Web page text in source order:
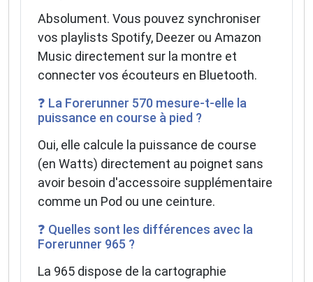
Absolument. Vous pouvez synchroniser
vos playlists Spotify, Deezer ou Amazon
Music directement sur la montre et
connecter vos écouteurs en Bluetooth.
❓ La Forerunner 570 mesure-t-elle la
puissance en course à pied ?
Oui, elle calcule la puissance de course
(en Watts) directement au poignet sans
avoir besoin d'accessoire supplémentaire
comme un Pod ou une ceinture.
❓ Quelles sont les différences avec la
Forerunner 965 ?
La 965 dispose de la cartographie